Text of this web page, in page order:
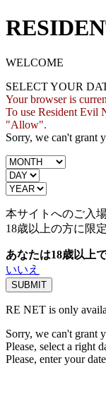
WELCOME
SELECT YOUR
Your browser is
To use Resident Evil
"Allow".
Sorry, we can't grant
本サイトへのご入場
18歳以上の方に限
あなたは18歳以上
いいえ
RE NET is only
Sorry, we can't grant
Please, select a right
Please, enter your